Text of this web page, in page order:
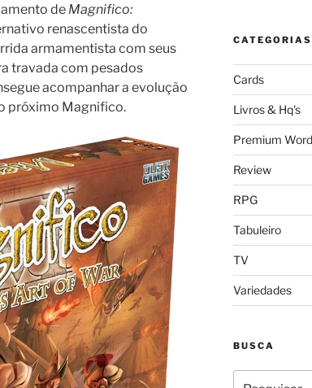
de Magnifico:
renascentista do
armamentista com seus
travada com pesados
acompanhar a evolução
próximo Magnifico.
CATEGORIAS
Cards
Livros & Hq's
Premium
Review
RPG
Tabuleiro
TV
Variedades
BUSCA